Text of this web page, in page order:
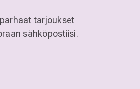
tarjoukset
sähköpostiisi.